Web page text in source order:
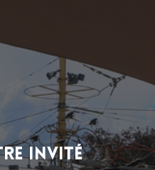
invité